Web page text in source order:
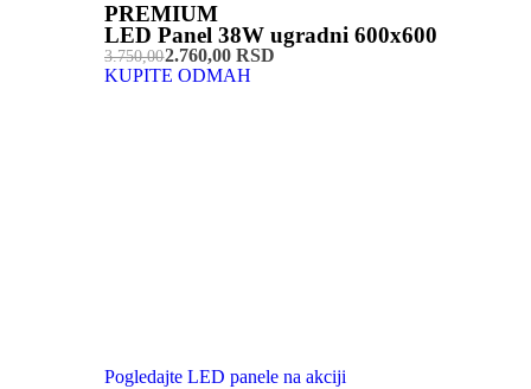
PREMIUM
LED Panel 38W ugradni 600x600
3.750,002.760,00 RSD
KUPITE ODMAH
Pogledajte LED panele na akciji